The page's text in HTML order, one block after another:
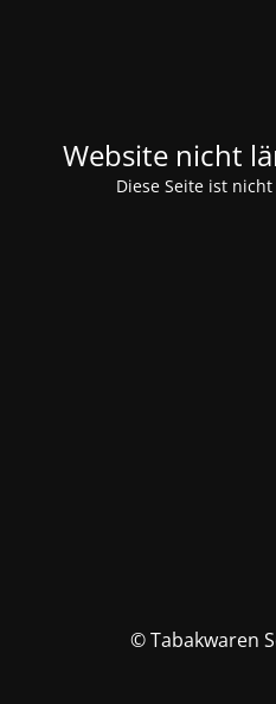
Website nicht
Diese Seite ist
© Tabakwaren